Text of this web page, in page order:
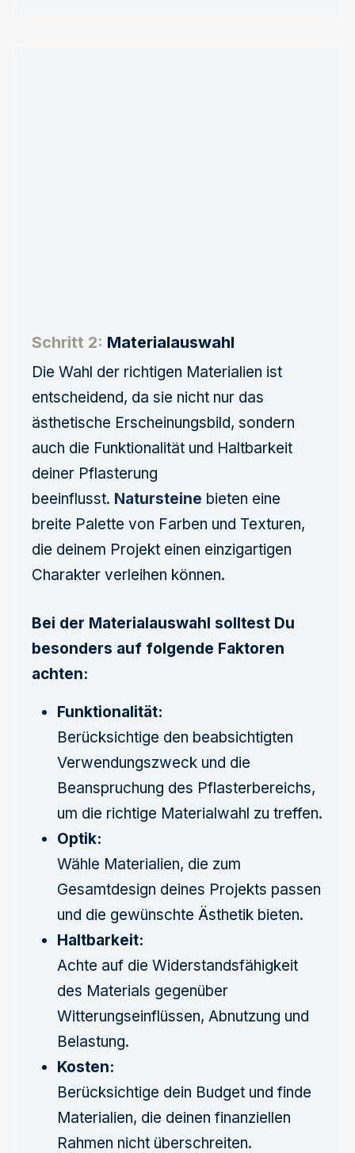
Schritt 2: Materialauswahl
Die Wahl der richtigen Materialien ist
entscheidend, da sie nicht nur das
ästhetische Erscheinungsbild, sondern
auch die Funktionalität und Haltbarkeit
deiner Pflasterung
beeinflusst. Natursteine bieten eine
breite Palette von Farben und Texturen,
die deinem Projekt einen einzigartigen
Charakter verleihen können.
Bei der Materialauswahl solltest Du
besonders auf folgende Faktoren
achten:
Funktionalität:
Berücksichtige den beabsichtigten
Verwendungszweck und die
Beanspruchung des Pflasterbereichs,
um die richtige Materialwahl zu treffen.
Optik:
Wähle Materialien, die zum
Gesamtdesign deines Projekts passen
und die gewünschte Ästhetik bieten.
Haltbarkeit:
Achte auf die Widerstandsfähigkeit
des Materials gegenüber
Witterungseinflüssen, Abnutzung und
Belastung.
Kosten:
Berücksichtige dein Budget und finde
Materialien, die deinen finanziellen
Rahmen nicht überschreiten.